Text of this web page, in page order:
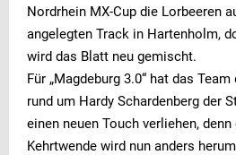
Nordrhein MX-Cup die Lorbeeren
angelegten Track in Hartenholm,
wird das Blatt neu gemischt.
Für „Magdeburg 3.0“ hat das
rund um Hardy Schardenberg der
einen neuen Touch verliehen,
Kehrtwende wird nun anders